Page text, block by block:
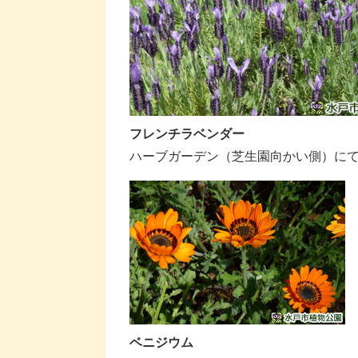
フレンチラベンダー
ハーブガーデン（芝生園向かい側）に
ベニジウム